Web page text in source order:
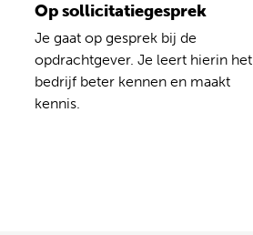
Op sollicitatiegesprek
Je gaat op gesprek bij de
opdrachtgever. Je leert hierin het
bedrijf beter kennen en maakt
kennis.